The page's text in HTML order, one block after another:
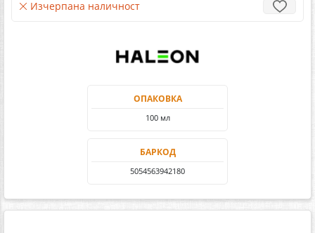
Изчерпана наличност
ОПАКОВКА
100 мл
БАРКОД
5054563942180